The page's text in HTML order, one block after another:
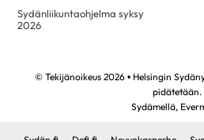
Sydänliikuntaohjelma syksy
2026
© Tekijänoikeus 2026 • Helsingin
pidätetään.
Sydämellä,